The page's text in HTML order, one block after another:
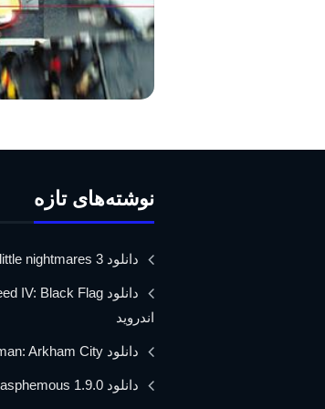
نوشته‌های تازه
دانلود little nightmares 3 برای اندروید
اندروید
دانلود Batman: Arkham City برای اندروید
دانلود Blasphemous 1.9.0 برای اندروید